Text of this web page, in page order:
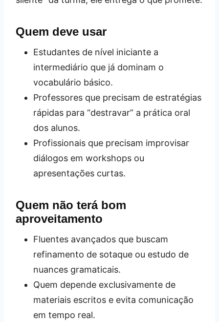
Quem deve usar
Estudantes de nível iniciante a
intermediário que já dominam o
vocabulário básico.
Professores que precisam de estratégias
rápidas para “destravar” a prática oral
dos alunos.
Profissionais que precisam improvisar
diálogos em workshops ou
apresentações curtas.
Quem não terá bom
aproveitamento
Fluentes avançados que buscam
refinamento de sotaque ou estudo de
nuances gramaticais.
Quem depende exclusivamente de
materiais escritos e evita comunicação
em tempo real.